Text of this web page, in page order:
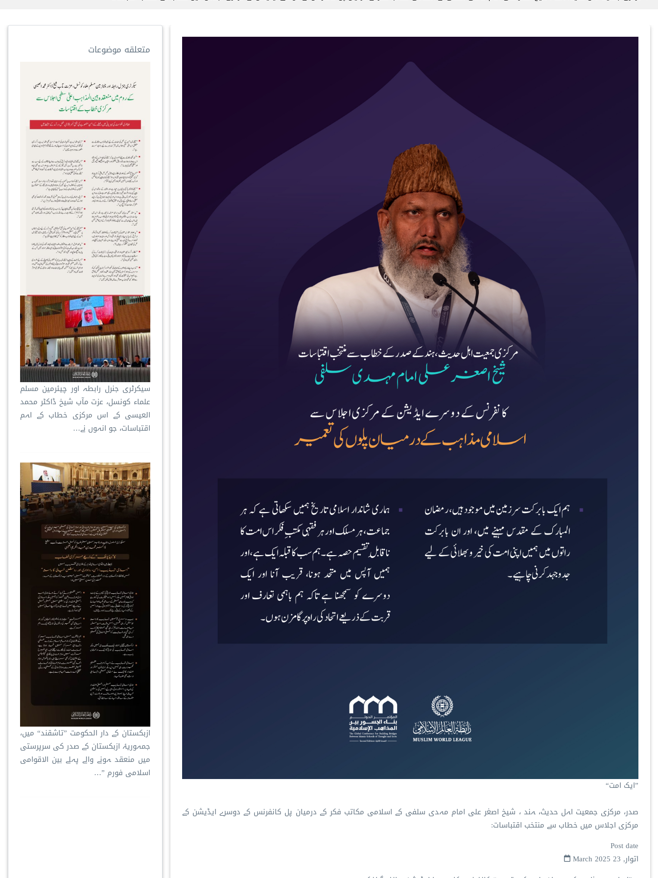
”ایک امت“
صدر، مرکزی جمعیت اہل حدیث، ہند ، شیخ اصغر علی امام مہدی سلفی کے اسلامی مکاتب فکر کے درمیان پل کانفرنس کے دوسرے ایڈیشن کے
مرکزی اجلاس میں خطاب سے منتخب اقتباسات:
Post date
اتوار, 23 March 2025
متعلقه موضوعات
سیکرٹری جنرل رابطہ اور چیئرمین مسلم
علماء کونسل، عزت مآب شیخ ڈاکٹر محمد
العیسی کے اس مرکزی خطاب کے اہم
اقتباسات، جو انہوں نے…
ازبکستان کے دار الحکومت ”تاشقند“ میں،
جمہوریۂ ازبکستان کے صدر کی سرپرستی
میں منعقد ہونے والے پہلے بین الاقوامی
اسلامی فورم ”…